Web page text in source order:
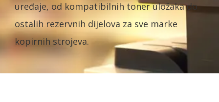
uređaje, od kompatibilnih toner uložaka do
ostalih rezervnih dijelova za sve marke
kopirnih strojeva.